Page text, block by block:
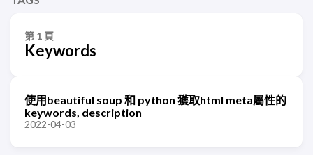
第 1 頁
Keywords
使用beautiful soup 和 python 獲取html meta屬性的
keywords, description
2022-04-03